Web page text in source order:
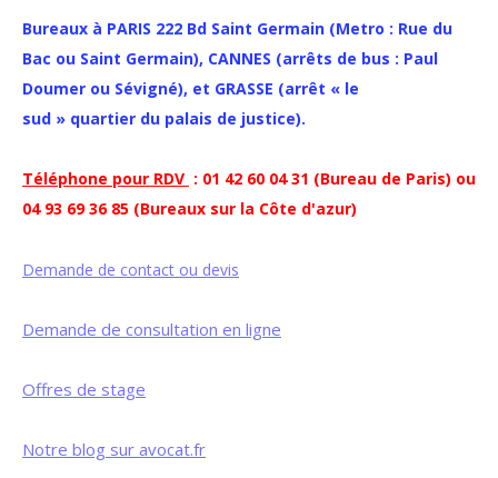
Bureaux à PARIS 222 Bd Saint Germain (Metro : Rue du
Bac ou Saint Germain), CANNES (arrêts de bus : Paul
Doumer ou Sévigné), et GRASSE (arrêt « le
sud » quartier du palais de justice).
Téléphone pour RDV : 01 42 60 04 31 (Bureau de Paris) ou
04 93 69 36 85 (Bureaux sur la Côte d'azur)
Demande de contact ou devis
Demande de consultation en ligne
Offres de stage
Notre blog sur avocat.fr